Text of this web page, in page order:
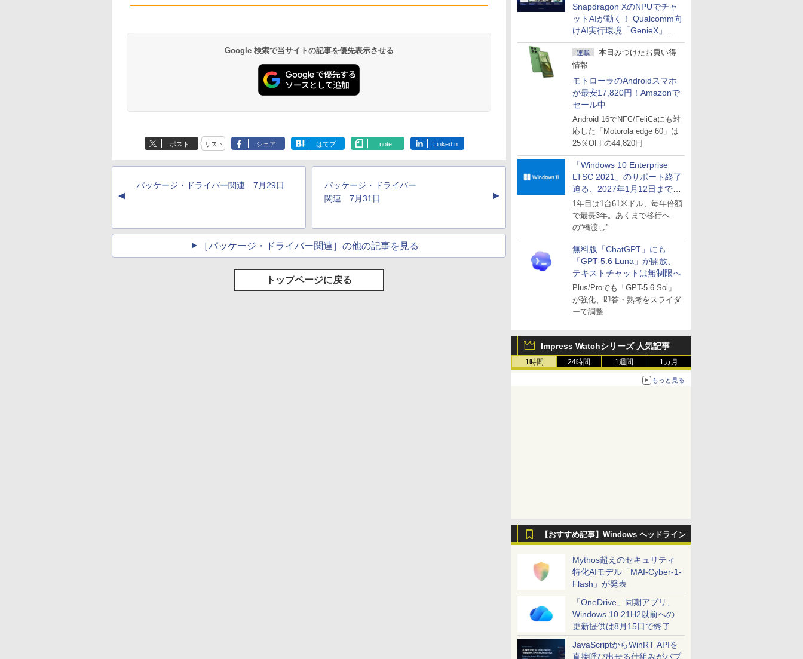
Snapdragon XのNPUでチャ
ットAIが動く！ Qualcomm向
けAI実行環境「GenieX」を
試してみた
連載
本日みつけたお買い得
情報
モトローラのAndroidスマホ
が最安17,820円！Amazonで
セール中
Android 16でNFC/FeliCaにも対
応した「Motorola edge 60」は
25％OFFの44,820円
「Windows 10 Enterprise
LTSC 2021」のサポート終了
迫る、2027年1月12日まで
～ESUは9月1日から販売
1年目は1台61米ドル、毎年倍額
で最長3年。あくまで移行へ
の“橋渡し”
無料版「ChatGPT」にも
「GPT-5.6 Luna」が開放、
テキストチャットは無制限へ
Plus/Proでも「GPT-5.6 Sol」
が強化、即答・熟考をスライダ
ーで調整
Impress Watchシリーズ 人気記事
1時間 24時間 1週間 1カ月
もっと見る
【おすすめ記事】Windows ヘッドライン
Mythos超えのセキュリティ
特化AIモデル「MAI-Cyber-1-
Flash」が発表
「OneDrive」同期アプリ、
Windows 10 21H2以前への
更新提供は8月15日で終了
JavaScriptからWinRT APIを
直接呼び出せる仕組みがパブ
ユニファイドメモ
ドメモリ、1TB SSD
ド、Touch ID - ミッ
ドナイト
￥1,766
出す プロンプトの言
葉 AI画像生成シリー
Labo)
￥480
非エンジニア 初心者
素人 でも安心 使い方
もコンテンツ作成に
非エンジニアのため
のAIコーディング入
￥99
デザイン入門講座
［第2版］
￥1,292
ードウェア・市販ソフ
トウェアのパーフェク
レータ紹介
￥1,600
7インチディスプレ
イ、色調調節ライ
テリー、広告なし、
￥22,980
ない、大きな画面で
読みやすい、6週間持
チディスプレイ電子
チャ、16GB、広告な
￥16,980
ション (32GB) 7イン
チディスプレイ、明
調節ライト、12週間
告なし、メタリック
￥27,980
トレージ、防水、7イ
ンチカラーディスプ
ト、最大8週間持続バ
し、ブラック (2025
年発売)
￥31,980
インチカラーディスプ
レイ、64GBストレー
明るさ自動調整、色調
ムペン付き、グラファ
￥115,980
Google 検索で当サイトの記事を優先表示させる
ポスト リスト シェア はてブ note LinkedIn
▲
パッケージ・ドライバー関連 7月29日
パッケージ・ドライバー
関連 7月31日
▲
［パッケージ・ドライバー関連］の他の記事を見る
トップページに戻る